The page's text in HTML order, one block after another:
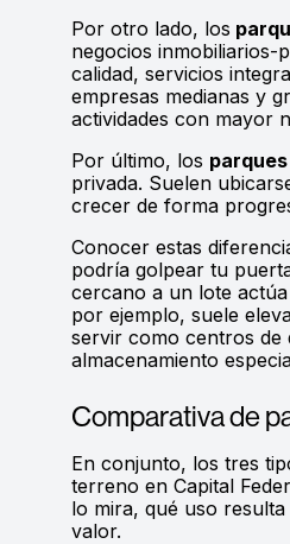
Por otro lado, los
negocios
calidad, servicios
empresas medianas y
actividades con mayor
Por último, los
privada. Suelen
crecer de forma
Conocer estas
podría golpear tu
cercano a un lote
por ejemplo, suele
servir como centros de
almacenamiento
Comparativa de
En conjunto, los tres
terreno en Capital
lo mira, qué uso
valor.